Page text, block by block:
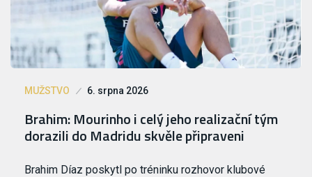
MUŽSTVO 6. srpna 2026
Brahim: Mourinho i celý jeho realizační tým
dorazili do Madridu skvěle připraveni
Brahim Díaz poskytl po tréninku rozhovor klubové